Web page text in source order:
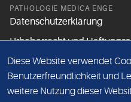
PATHOLOGIE MEDICA ENGE
Datenschutzerklärung
Urheberrecht und
FOLGEN SIE UNS
Diese Website verwendet
Benutzerfreundlichkeit und
weitere Nutzung dieser